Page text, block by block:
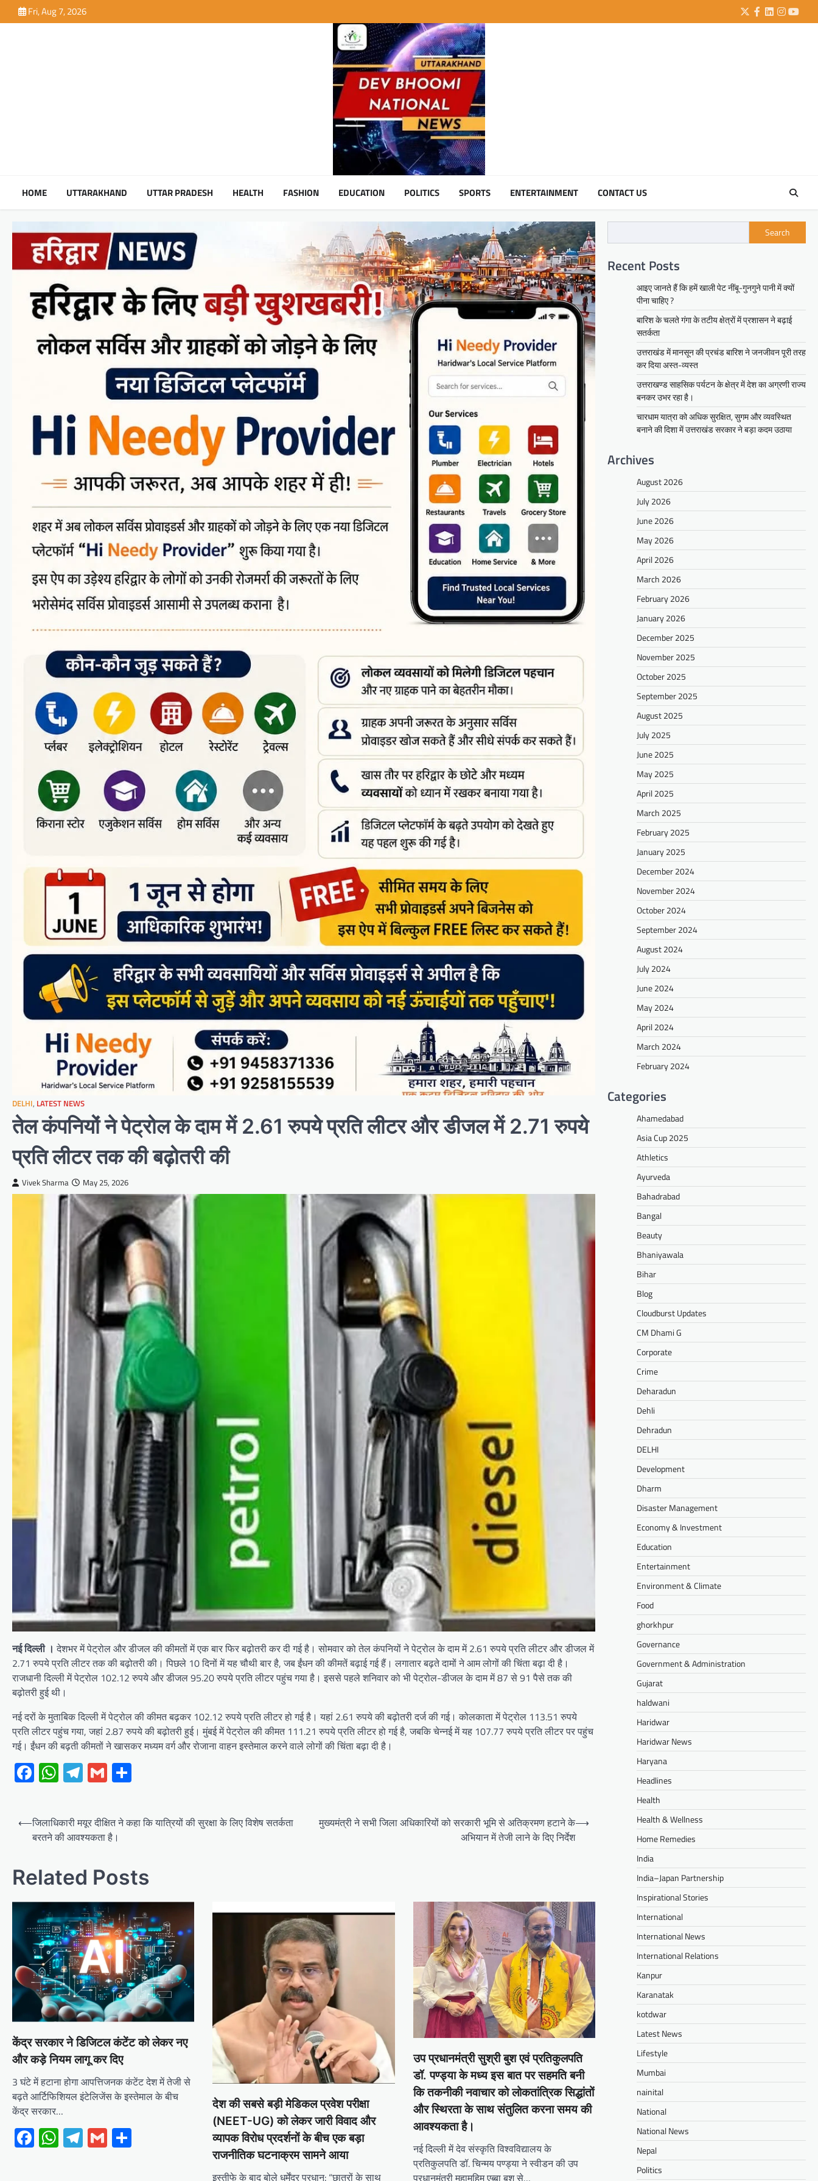
to
Fri, Aug 7, 2026 Twitter
Facebook
LinkedIn
HOME UTTARAKHAND UTTAR PRADESH HEALTH FASHION EDUCATION POLITICS SPORTS ENTERTAINMENT CONTACT US
DELHI, LATEST NEWS
तेल कंपनियों ने पेट्रोल के दाम में 2.61 रुपये प्रति लीटर और डीजल में 2.71 रुपये
प्रति लीटर तक की बढ़ोतरी की
Vivek Sharma May 25, 2026
नई दिल्ली ।देशभर में पेट्रोल और डीजल की कीमतों में एक बार फिर बढ़ोतरी कर दी गई है। सोमवार को तेल कंपनियों ने पेट्रोल के दाम में 2.61 रुपये प्रति लीटर और डीजल में
2.71 रुपये प्रति लीटर तक की बढ़ोतरी की। पिछले 10 दिनों में यह चौथी बार है, जब ईंधन की कीमतें बढ़ाई गई हैं। लगातार बढ़ते दामों ने आम लोगों की चिंता बढ़ा दी है।
राजधानी दिल्ली में पेट्रोल 102.12 रुपये और डीजल 95.20 रुपये प्रति लीटर पहुंच गया है। इससे पहले शनिवार को भी पेट्रोल-डीजल के दाम में 87 से 91 पैसे तक की
बढ़ोतरी हुई थी।
नई दरों के मुताबिक दिल्ली में पेट्रोल की कीमत बढ़कर 102.12 रुपये प्रति लीटर हो गई है। यहां 2.61 रुपये की बढ़ोतरी दर्ज की गई। कोलकाता में पेट्रोल 113.51 रुपये
प्रति लीटर पहुंच गया, जहां 2.87 रुपये की बढ़ोतरी हुई। मुंबई में पेट्रोल की कीमत 111.21 रुपये प्रति लीटर हो गई है, जबकि चेन्नई में यह 107.77 रुपये प्रति लीटर पर पहुंच
गई। ईंधन की बढ़ती कीमतों ने खासकर मध्यम वर्ग और रोजाना वाहन इस्तेमाल करने वाले लोगों की चिंता बढ़ा दी है।
Facebook
WhatsApp
Telegram
Gmail
Post
navigation
⟵जिलाधिकारी मयूर दीक्षित ने कहा कि यात्रियों की सुरक्षा के लिए विशेष सतर्कता
बरतने की आवश्यकता है।
मुख्यमंत्री ने सभी जिला अधिकारियों को सरकारी भूमि से अतिक्रमण हटाने के
अभियान में तेजी लाने के दिए निर्देश
⟶
Related Posts
केंद्र सरकार ने डिजिटल कंटेंट को लेकर नए
और कड़े नियम लागू कर दिए
3 घंटे में हटाना होगा आपत्तिजनक कंटेंट देश में तेजी से
बढ़ते आर्टिफिशियल इंटेलिजेंस के इस्तेमाल के बीच
केंद्र सरकार…
Facebook
WhatsApp
Telegram
Gmail
देश की सबसे बड़ी मेडिकल प्रवेश परीक्षा
(NEET-UG) को लेकर जारी विवाद और
व्यापक विरोध प्रदर्शनों के बीच एक बड़ा
राजनीतिक घटनाक्रम सामने आया
इस्तीफे के बाद बोले धर्मेंद्र प्रधान: “छात्रों के साथ
उप प्रधानमंत्री सुश्री बुश एवं प्रतिकुलपति
डॉ. पण्ड्या के मध्य इस बात पर सहमति बनी
कि तकनीकी नवाचार को लोकतांत्रिक सिद्धांतों
और स्थिरता के साथ संतुलित करना समय की
आवश्यकता है।
नई दिल्ली में देव संस्कृति विश्वविद्यालय के
प्रतिकुलपति डॉ. चिन्मय पण्ड्या ने स्वीडन की उप
प्रधानमंत्री महामहिम एब्बा बुश से…
Search
Recent Posts
आइए जानते हैं कि हमें खाली पेट नींबू-गुनगुने पानी में क्यों
पीना चाहिए ?
बारिश के चलते गंगा के तटीय क्षेत्रों में प्रशासन ने बढ़ाई
सतर्कता
उत्तराखंड में मानसून की प्रचंड बारिश ने जनजीवन पूरी तरह
कर दिया अस्त-व्यस्त
उत्तराखण्ड साहसिक पर्यटन के क्षेत्र में देश का अग्रणी राज्य
बनकर उभर रहा है।
चारधाम यात्रा को अधिक सुरक्षित, सुगम और व्यवस्थित
बनाने की दिशा में उत्तराखंड सरकार ने बड़ा कदम उठाया
Archives
August 2026
July 2026
June 2026
May 2026
April 2026
March 2026
February 2026
January 2026
December 2025
November 2025
October 2025
September 2025
August 2025
July 2025
June 2025
May 2025
April 2025
March 2025
February 2025
January 2025
December 2024
November 2024
October 2024
September 2024
August 2024
July 2024
June 2024
May 2024
April 2024
March 2024
February 2024
Categories
Ahamedabad
Asia Cup 2025
Athletics
Ayurveda
Bahadrabad
Bangal
Beauty
Bhaniyawala
Bihar
Blog
Cloudburst Updates
CM Dhami G
Corporate
Crime
Deharadun
Dehli
Dehradun
DELHI
Development
Dharm
Disaster Management
Economy & Investment
Education
Entertainment
Environment & Climate
Food
ghorkhpur
Governance
Government & Administration
Gujarat
haldwani
Haridwar
Haridwar News
Haryana
Headlines
Health
Health & Wellness
Home Remedies
India
India–Japan Partnership
Inspirational Stories
International
International News
International Relations
Kanpur
Karanatak
kotdwar
Latest News
Lifestyle
Mumbai
nainital
National
National News
Nepal
Politics